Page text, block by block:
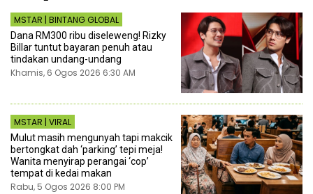
MSTAR | BINTANG GLOBAL
Dana RM300 ribu diseleweng! Rizky
Billar tuntut bayaran penuh atau
tindakan undang-undang
Khamis, 6 Ogos 2026 6:30 AM
MSTAR | VIRAL
Mulut masih mengunyah tapi makcik
bertongkat dah ‘parking’ tepi meja!
Wanita menyirap perangai ‘cop’
tempat di kedai makan
Rabu, 5 Ogos 2026 8:00 PM